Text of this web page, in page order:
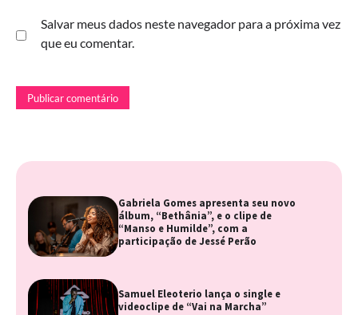
Salvar meus dados neste navegador para a próxima vez
que eu comentar.
Gabriela Gomes apresenta seu novo
álbum, “Bethânia”, e o clipe de
“Manso e Humilde”, com a
participação de Jessé Perão
Samuel Eleoterio lança o single e
videoclipe de “Vai na Marcha”